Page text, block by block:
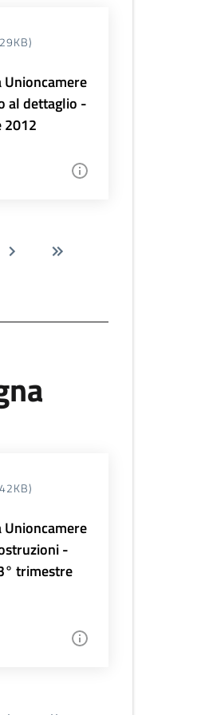
al dettaglio -
2012
-
trimestre